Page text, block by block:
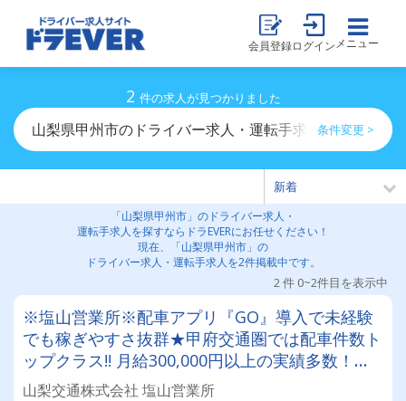
会員登録ログイン メニュー
2 件の求人が見つかりました
山梨県甲州市のドライバー求人・運転手求人一覧
条件変更 >
「山梨県甲州市」のドライバー求人・
運転手求人を探すならドラEVERにお任せください！
現在、「山梨県甲州市」の
ドライバー求人・運転手求人を2件掲載中です。
2 件 0~2件目を表示中
※塩山営業所※配車アプリ『GO』導入で未経験
でも稼ぎやすさ抜群★甲府交通圏では配車件数ト
ップクラス!! 月給300,000円以上の実績多数！タ
クシードライバー挑戦してみませんか？
山梨交通株式会社 塩山営業所